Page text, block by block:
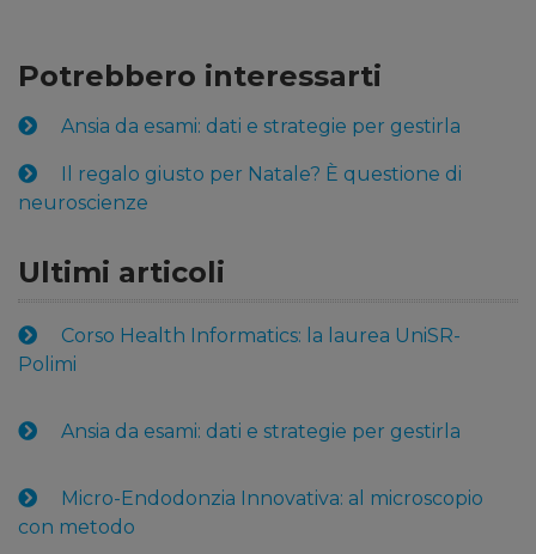
Potrebbero interessarti
Ansia da esami: dati e strategie per gestirla
Il regalo giusto per Natale? È questione di
neuroscienze
Ultimi articoli
Corso Health Informatics: la laurea UniSR-
Polimi
Ansia da esami: dati e strategie per gestirla
Micro-Endodonzia Innovativa: al microscopio
con metodo